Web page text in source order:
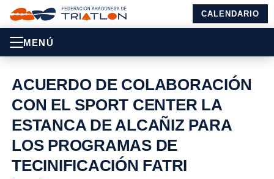
CALENDARIO
MENÚ
ACUERDO DE COLABORACIÓN
CON EL SPORT CENTER LA
ESTANCA DE ALCAÑIZ PARA
LOS PROGRAMAS DE
TECINIFICACIÓN FATRI